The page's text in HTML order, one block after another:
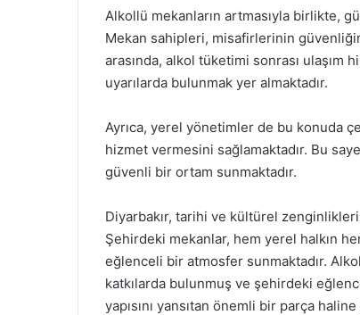
Alkollü mekanların artmasıyla birlikte,
Mekan sahipleri, misafirlerinin
arasında, alkol tüketimi sonrası ulaşım
uyarılarda bulunmak yer almaktadır.
Ayrıca, yerel yönetimler de bu konuda
hizmet vermesini sağlamaktadır. Bu
güvenli bir ortam sunmaktadır.
Diyarbakır, tarihi ve kültürel
Şehirdeki mekanlar, hem yerel halkın
eğlenceli bir atmosfer sunmaktadır.
katkılarda bulunmuş ve şehirdeki
yapısını yansıtan önemli bir parça